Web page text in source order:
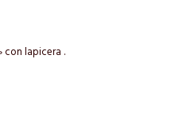
con lapicera .